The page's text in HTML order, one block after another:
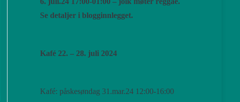
Se detaljer i blogginnlegget.
Kafé 22. – 28. juli 2024
Kafé: påskesøndag 31.mar.24 12:00-16:00